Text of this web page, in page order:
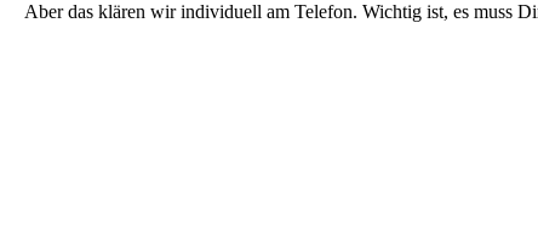
Aber das klären wir individuell am Telefon. Wichtig ist, es muss